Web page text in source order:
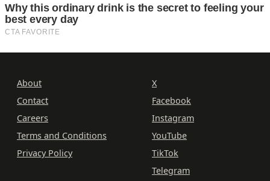
About
Contact
Careers
Terms and Conditions
Privacy Policy
X
Facebook
Instagram
YouTube
TikTok
Telegram